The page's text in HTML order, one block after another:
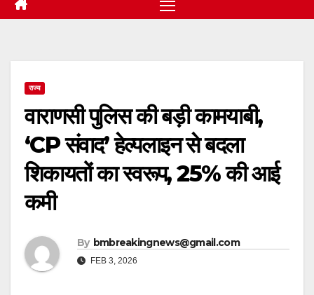
राज्य
वाराणसी पुलिस की बड़ी कामयाबी,
‘CP संवाद’ हेल्पलाइन से बदला
शिकायतों का स्वरूप, 25% की आई
कमी
By bmbreakingnews@gmail.com
FEB 3, 2026